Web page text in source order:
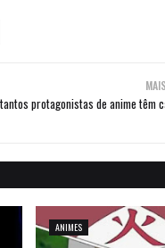
protagonistas de anime têm
ANIMES